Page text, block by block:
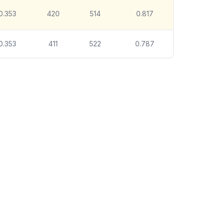
420 514 0.817
411 522 0.787